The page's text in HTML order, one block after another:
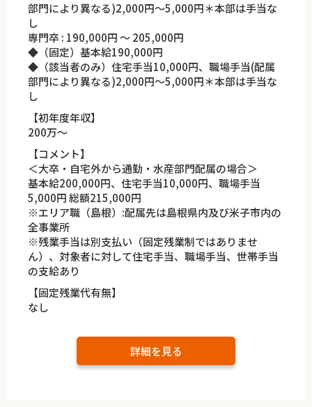
部門により異なる)2,000円～5,000円＊本部は手当な
し
専門卒 : 190,000円 ～ 205,000円
◆（固定）基本給190,000円
◆（該当者のみ）住宅手当10,000円、職場手当(配属
部門により異なる)2,000円～5,000円＊本部は手当な
し
【初年度年収】
200万～
【コメント】
＜大卒・自宅外から通勤・水産部門配属の場合＞
基本給200,000円、住宅手当10,000円、職場手当
5,000円 総額215,000円
※エリア職（島根）:配属先は島根県内及び米子市内の
全事業所
※残業手当は別支払い（固定残業制ではありませ
ん）、対象者に対して住宅手当、職場手当、世帯手当
の支給あり
【固定残業代有無】
なし
詳細を見る